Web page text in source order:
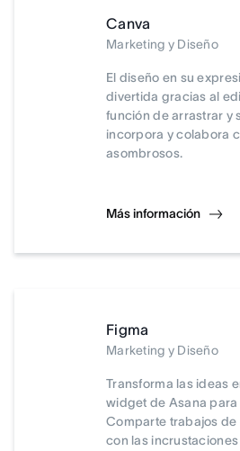
Canva
Marketing y Diseño
El diseño en su
divertida gracias al
función de arrastrar y
incorpora y colabora
asombrosos.
Más información
Figma
Marketing y Diseño
Transforma las ideas
widget de Asana para
Comparte trabajos de
con las